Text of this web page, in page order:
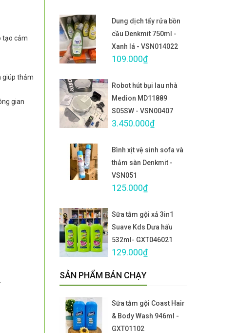
tạo cảm
giúp thảm
gian
Dung dịch tẩy rửa bồn
cầu Denkmit 750ml -
Xanh lá - VSN014022
109.000₫
Robot hút bụi lau nhà
Medion MD11889
S05SW - VSN00407
3.450.000₫
Bình xịt vệ sinh sofa và
thảm sàn Denkmit -
VSN051
125.000₫
Sữa tắm gội xả 3in1
Suave Kds Dưa hấu
532ml- GXT046021
129.000₫
SẢN PHẨM BÁN CHẠY
Sữa tắm gội Coast Hair
& Body Wash 946ml -
GXT01102